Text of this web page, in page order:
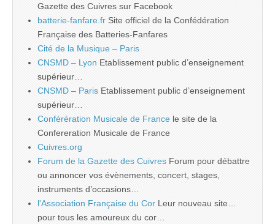
Gazette des Cuivres sur Facebook
batterie-fanfare.fr Site officiel de la Confédération
Française des Batteries-Fanfares
Cité de la Musique – Paris
CNSMD – Lyon Etablissement public d’enseignement
supérieur…
CNSMD – Paris Etablissement public d’enseignement
supérieur…
Conférération Musicale de France le site de la
Confereration Musicale de France
Cuivres.org
Forum de la Gazette des Cuivres Forum pour débattre
ou annoncer vos évènements, concert, stages,
instruments d’occasions…
l'Association Française du Cor Leur nouveau site…
pour tous les amoureux du cor…